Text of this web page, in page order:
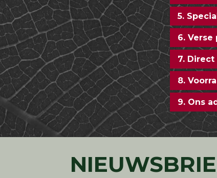
5.
6. Verse
7.
8.
9. Ons